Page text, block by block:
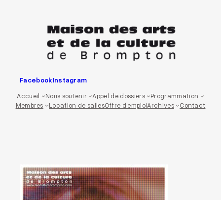
FacebookInstagram
Accueil
Nous soutenir Appel de dossiers
Programmation
Membres
Location de sallesOffre d’emploiArchives Contact